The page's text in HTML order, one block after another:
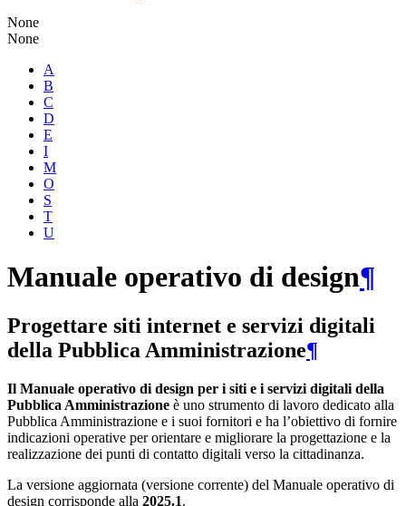
None
None
A
B
C
D
E
I
M
O
S
T
U
Manuale operativo di design¶
Progettare siti internet e servizi digitali
della Pubblica Amministrazione¶
Il Manuale operativo di design per i siti e i servizi digitali della
Pubblica Amministrazione è uno strumento di lavoro dedicato alla
Pubblica Amministrazione e i suoi fornitori e ha l’obiettivo di fornire
indicazioni operative per orientare e migliorare la progettazione e la
realizzazione dei punti di contatto digitali verso la cittadinanza.
La versione aggiornata (versione corrente) del Manuale operativo di
design corrisponde alla 2025.1.